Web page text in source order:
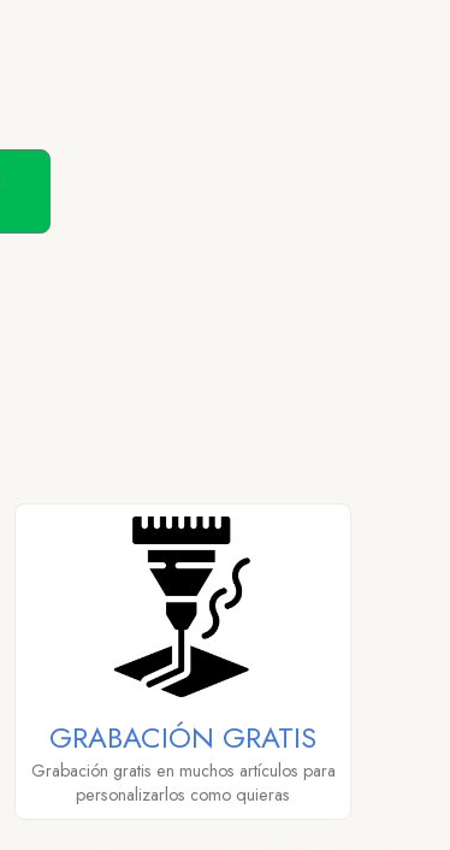
GRABACIÓN GRATIS
Grabación gratis en muchos artículos para
personalizarlos como quieras